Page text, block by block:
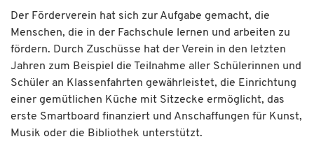
Der Förderverein hat sich zur Aufgabe gemacht, die
Menschen, die in der Fachschule lernen und arbeiten zu
fördern. Durch Zuschüsse hat der Verein in den letzten
Jahren zum Beispiel die Teilnahme aller Schülerinnen und
Schüler an Klassenfahrten gewährleistet, die Einrichtung
einer gemütlichen Küche mit Sitzecke ermöglicht, das
erste Smartboard finanziert und Anschaffungen für Kunst,
Musik oder die Bibliothek unterstützt.